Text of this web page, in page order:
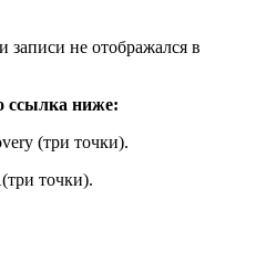
не отображался в
ссылка ниже:
(три точки).
точки).